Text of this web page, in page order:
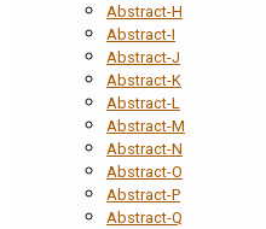
Abstract-H
Abstract-I
Abstract-J
Abstract-K
Abstract-L
Abstract-M
Abstract-N
Abstract-O
Abstract-P
Abstract-Q